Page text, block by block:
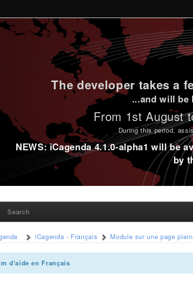
The developer takes a
...and will be
From 1st August
During this period,
NEWS: iCagenda 4.1.0-alpha1 will be
by
Search
iCagenda - Français Module sur une page
d'aide en Français